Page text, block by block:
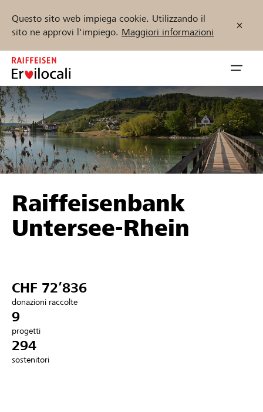
Questo sito web impiega cookie. Utilizzando il
sito ne approvi l'impiego. Maggiori informazioni
Zum
Inhalt
springen
öffnen
Sostenere
Aiuto & supporto
Collegarsi
Trova progetti e organizzazioni
Inizia ora
Raiffeisenbank
Untersee-Rhein
CHF 72’836
donazioni raccolte
9
progetti
294
sostenitori